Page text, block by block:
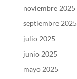
noviembre 2025
septiembre 2025
julio 2025
junio 2025
mayo 2025